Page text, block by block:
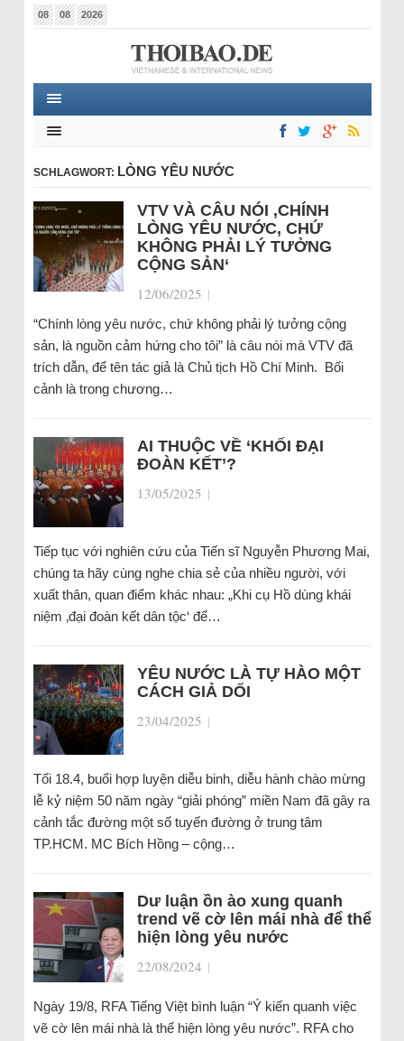
08 08 2026
SCHLAGWORT: LÒNG YÊU NƯỚC
VTV VÀ CÂU NÓI ‚CHÍNH
LÒNG YÊU NƯỚC, CHỨ
KHÔNG PHẢI LÝ TƯỞNG
CỘNG SẢN‘
12/06/2025 |
“Chính lòng yêu nước, chứ không phải lý tưởng cộng
sản, là nguồn cảm hứng cho tôi” là câu nói mà VTV đã
trích dẫn, để tên tác giả là Chủ tịch Hồ Chí Minh. Bối
cảnh là trong chương…
AI THUỘC VỀ ‘KHỐI ĐẠI
ĐOÀN KẾT’?
13/05/2025 |
Tiếp tục với nghiên cứu của Tiến sĩ Nguyễn Phương Mai,
chúng ta hãy cùng nghe chia sẻ của nhiều người, với
xuất thân, quan điểm khác nhau: „Khi cụ Hồ dùng khái
niệm ‚đại đoàn kết dân tộc‘ để…
YÊU NƯỚC LÀ TỰ HÀO MỘT
CÁCH GIẢ DỐI
23/04/2025 |
Tối 18.4, buổi hợp luyện diễu binh, diễu hành chào mừng
lễ kỷ niệm 50 năm ngày “giải phóng” miền Nam đã gây ra
cảnh tắc đường một số tuyến đường ở trung tâm
TP.HCM. MC Bích Hồng – cộng…
Dư luận ồn ào xung quanh
trend vẽ cờ lên mái nhà để thể
hiện lòng yêu nước
22/08/2024 |
Ngày 19/8, RFA Tiếng Việt bình luận “Ý kiến quanh việc
vẽ cờ lên mái nhà là thể hiện lòng yêu nước”. RFA cho